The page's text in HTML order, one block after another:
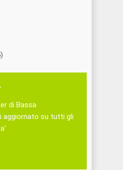
di Bassa
aggiornato su tutti gli